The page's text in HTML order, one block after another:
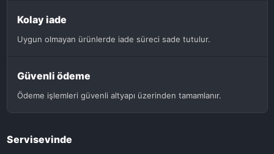
Kolay iade
Uygun olmayan ürünlerde iade süreci sade tutulur.
Güvenli ödeme
Ödeme işlemleri güvenli altyapı üzerinden tamamlanır.
Servisevinde